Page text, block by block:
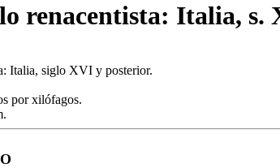
renacentista: Italia, s.
Italia, siglo XVI y posterior.
por xilófagos.